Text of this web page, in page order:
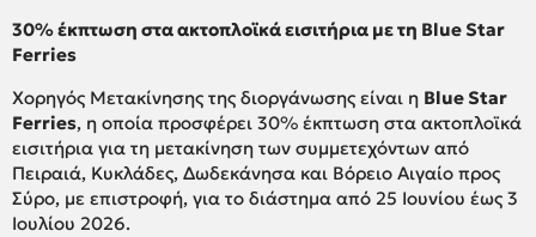
30% έκπτωση στα ακτοπλοϊκά εισιτήρια με τη Blue Star
Ferries
Χορηγός Μετακίνησης της διοργάνωσης είναι η Blue Star
Ferries, η οποία προσφέρει 30% έκπτωση στα ακτοπλοϊκά
εισιτήρια για τη μετακίνηση των συμμετεχόντων από
Πειραιά, Κυκλάδες, Δωδεκάνησα και Βόρειο Αιγαίο προς
Σύρο, με επιστροφή, για το διάστημα από 25 Ιουνίου έως 3
Ιουλίου 2026.